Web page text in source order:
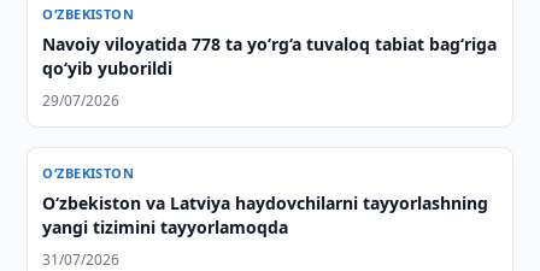
O‘ZBEKISTON
Navoiy viloyatida 778 ta yo‘rg‘a tuvaloq tabiat bag‘riga
qo‘yib yuborildi
29/07/2026
O‘ZBEKISTON
Oʻzbekiston va Latviya haydovchilarni tayyorlashning
yangi tizimini tayyorlamoqda
31/07/2026